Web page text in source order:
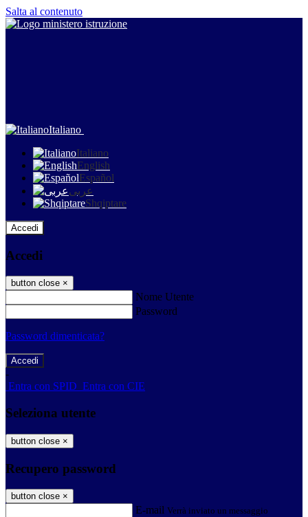
Salta al contenuto
Italiano
Italiano
English
Español
عربى
Shqiptare
Accedi
Accedi
button close ×
Nome Utente
Password
Password dimenticata?
-
Entra con SPID Entra con CIE
Seleziona utente
button close ×
Recupero password
button close ×
E-mail Verrà inviato un messaggio